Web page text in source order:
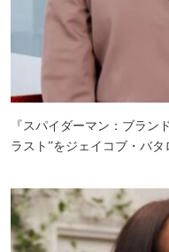
『スパイダーマン：ブラン
ラスト”をジェイコブ・バ